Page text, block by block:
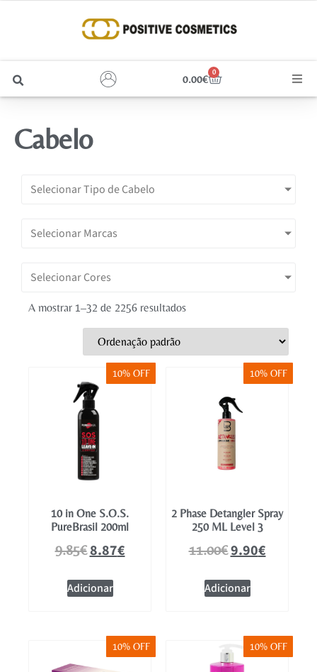
0.00€
0
Unhas
Homem
Maquilhagem
Cabelo
Selecionar Tipo de Cabelo
Selecionar Marcas
Selecionar Cores
A mostrar 1–32 de 2256 resultados
10% OFF
10 in One S.O.S.
PureBrasil 200ml
9.85€8.87€
Adicionar
10% OFF
2 Phase Detangler Spray
250 ML Level 3
11.00€9.90€
Adicionar
10% OFF 10% OFF